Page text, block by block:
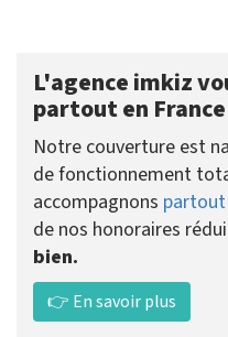
L'agence imkiz
partout en France
Notre couverture est
de fonctionnement
accompagnons partout
de nos honoraires
bien.
👉 En savoir plus